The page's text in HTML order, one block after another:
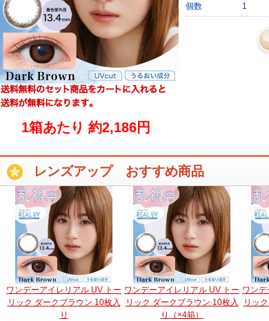
1箱あたり 約2,186円
個数 1
レンズアップ おすすめ商品
ワンデーアイレリアル UV トー
リック ダークブラウン 10枚入
り
ワンデーアイレリアル UV トー
リック ダークブラウン 10枚入
り（×4箱）
ワン
リッ